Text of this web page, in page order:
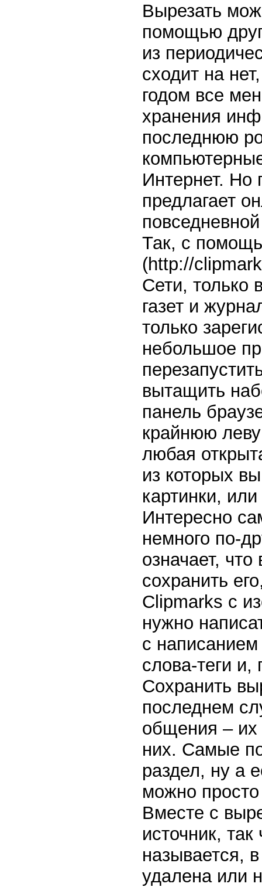
Вырезать
помощью
из
сходит на
годом все
хранения
последнюю
Интернет. Но
предлагает
Так, с
(http://
Сети, только
газет и
только
небольшое
вытащить
панель
крайнюю
любая
из которых
картинки,
Интересно
немного по-
означает,
сохранить
Clipmarks с
нужно
с
слова-теги
Сохранить
последнем
общения – их
них. Самые
раздел, ну а
можно
Вместе с
источник,
называется,
удалена или